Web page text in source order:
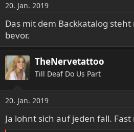
n
e
n
:
20. Jan. 2019
Das mit dem Backkatalog
bevor.
TheNervetattoo
Till Deaf Do Us Part
20. Jan. 2019
Ja lohnt sich auf jeden fall.